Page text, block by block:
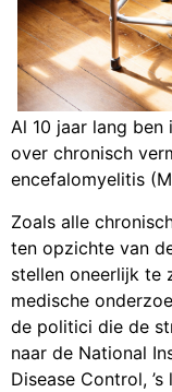
Al 10 jaar lang ben
over chronisch
encefalomyelitis
Zoals alle
ten opzichte van
stellen oneerlijk te
medische
de politici die de
naar de National
Disease Control,